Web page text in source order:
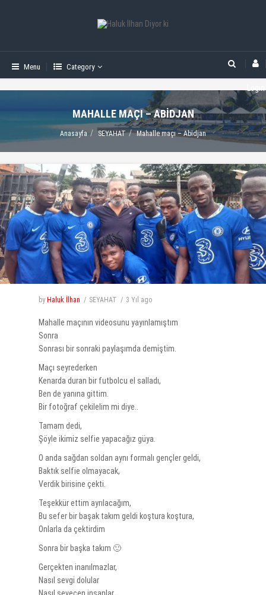
Menu Category
MAHALLE MAÇI – ABIDJAN
Anasayfa SEYAHAT Mahalle maçı – Abidjan
by Haluk İlhan SEYAHAT 3 Yıl ago
Mahalle maçının videosunu yayınlamıştım
Sonra
Sonrası bir sonraki paylaşımda demiştim.
Maçı seyrederken
Kenarda duran bir futbolcu el salladı,
Ben de yanına gittim.
Bir fotoğraf çekilelim mi diye..
Tamam dedi,
Şöyle ikimiz selfie yapacağız güya.
O anda sağdan soldan aynı formalı gençler geldi,
Baktık selfie olmayacak,
Verdik birisine çekti.
Teşekkür ettim ayrılacağım,
Bu sefer bir başak takım geldi koştura koştura,
Onlarla da çektirdim
Sonra bir başka takım 🙂
Gerçekten inanılmazlar,
Nasıl sevgi dolular
Nasıl sevecen insanlar.